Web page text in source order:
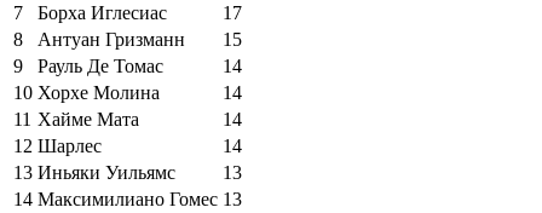
7
Борха Иглесиас
17
8
Антуан Гризманн
15
9
Рауль Де Томас
14
10 Хорхе Молина
14
11 Хайме Мата
14
12 Шарлес
14
13 Иньяки Уильямс
13
14 Максимилиано Гомес 13